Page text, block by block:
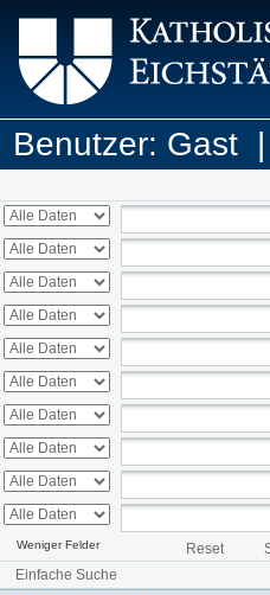
Benutzer: Gast |
Weniger Felder Reset
Einfache Suche